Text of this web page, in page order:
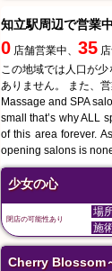
知立駅周辺で営業
0 店舗営業中、 35
この地域では人口が
ありません。 また、
Massage and SPA
small that’s why ALL
of this area forever.
opening salons is
少女の心
閉店の可能性あり
場
施
Cherry Blossom